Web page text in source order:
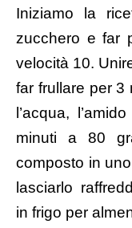
Iniziamo la
zucchero e far
velocità 10.
far frullare per 3
l’acqua,
minuti a 80
composto in
lasciarlo
in frigo per